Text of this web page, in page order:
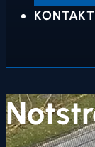
KONTAKT